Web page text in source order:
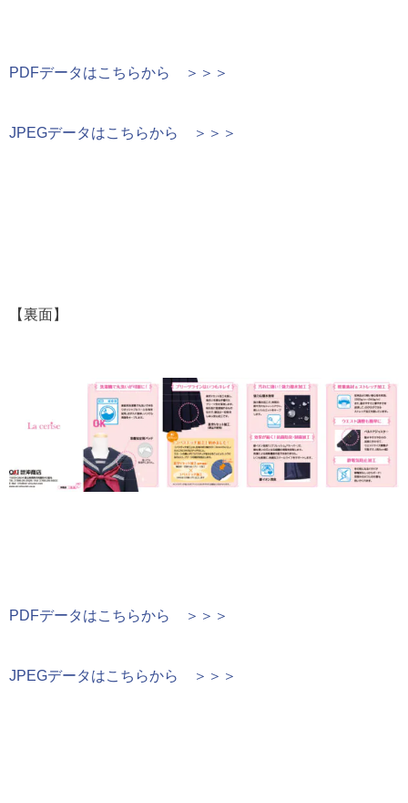
PDFデータはこちらから ＞＞＞
JPEGデータはこちらから ＞＞＞
【裏面】
PDFデータはこちらから ＞＞＞
JPEGデータはこちらから ＞＞＞